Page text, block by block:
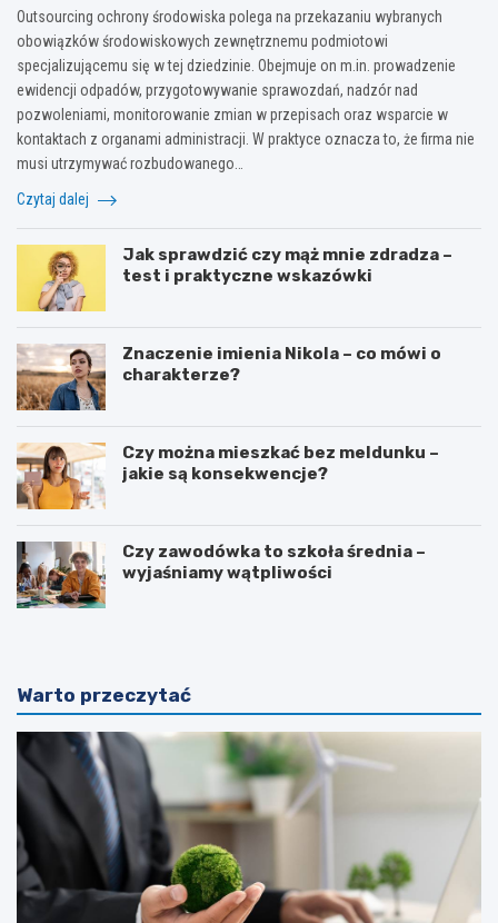
Outsourcing ochrony środowiska polega na przekazaniu wybranych
obowiązków środowiskowych zewnętrznemu podmiotowi
specjalizującemu się w tej dziedzinie. Obejmuje on m.in. prowadzenie
ewidencji odpadów, przygotowywanie sprawozdań, nadzór nad
pozwoleniami, monitorowanie zmian w przepisach oraz wsparcie w
kontaktach z organami administracji. W praktyce oznacza to, że firma nie
musi utrzymywać rozbudowanego…
Czytaj dalej
Jak sprawdzić czy mąż mnie zdradza –
test i praktyczne wskazówki
Znaczenie imienia Nikola – co mówi o
charakterze?
Czy można mieszkać bez meldunku –
jakie są konsekwencje?
Czy zawodówka to szkoła średnia –
wyjaśniamy wątpliwości
Warto przeczytać